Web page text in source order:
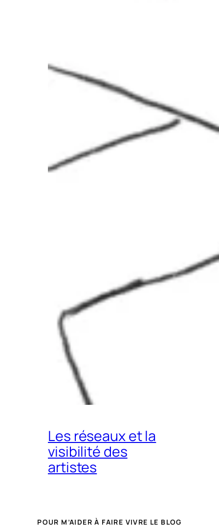
Les réseaux et la
visibilité des
artistes
POUR M’AIDER À FAIRE VIVRE LE BLOG